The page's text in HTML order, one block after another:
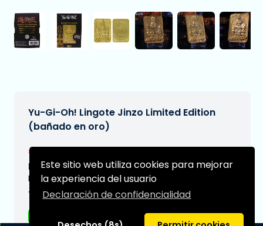
Este sitio web utiliza cookies para mejorar
la experiencia del usuario
Declaración de confidencialidad
Yu-Gi-Oh! Lingote Jinzo Limited Edition
(bañado en oro)
€30,99
Fecha de entrega prevista:
N/A
Tipo: